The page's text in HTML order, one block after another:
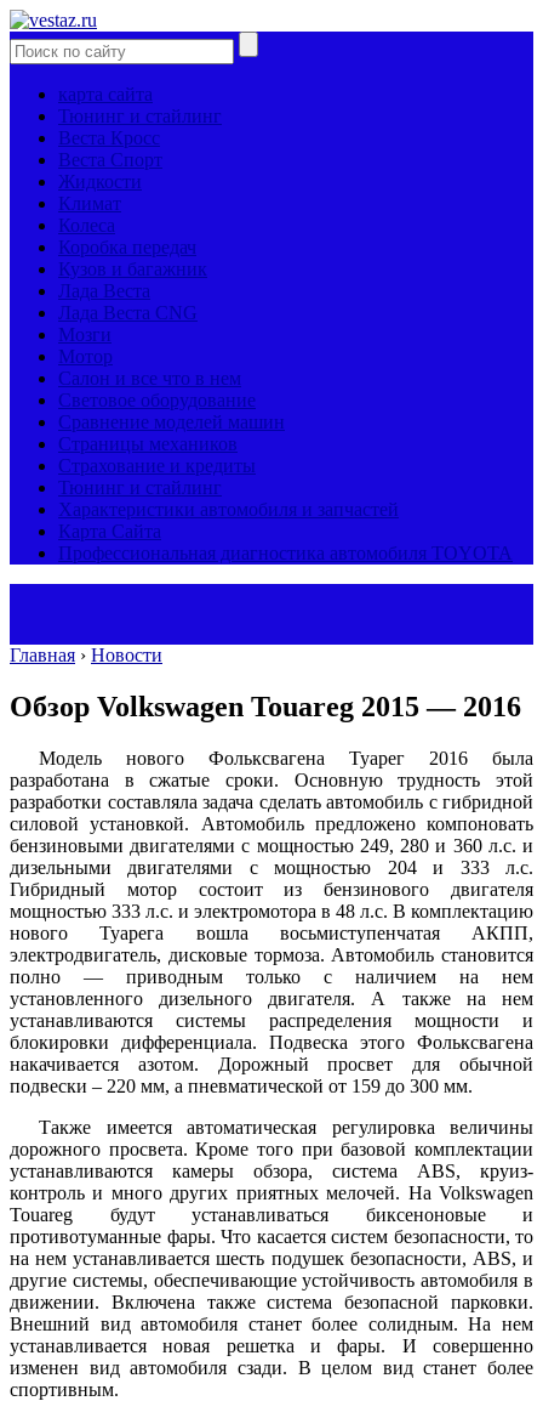
карта сайта
Тюнинг и стайлинг
Веста Кросс
Веста Спорт
Жидкости
Климат
Колеса
Коробка передач
Кузов и багажник
Лада Веста
Лада Веста CNG
Мозги
Мотор
Салон и все что в нем
Световое оборудование
Сравнение моделей машин
Страницы механиков
Страхование и кредиты
Тюнинг и стайлинг
Характеристики автомобиля и запчастей
Карта Сайта
Профессиональная диагностика автомобиля TOYOTA
Главная › Новости
Обзор Volkswagen Touareg 2015 — 2016
Модель нового Фольксвагена Туарег 2016 была
разработана в сжатые сроки. Основную трудность этой
разработки составляла задача сделать автомобиль с гибридной
силовой установкой. Автомобиль предложено компоновать
бензиновыми двигателями с мощностью 249, 280 и 360 л.с. и
дизельными двигателями с мощностью 204 и 333 л.с.
Гибридный мотор состоит из бензинового двигателя
мощностью 333 л.с. и электромотора в 48 л.с. В комплектацию
нового Туарега вошла восьмиступенчатая АКПП,
электродвигатель, дисковые тормоза. Автомобиль становится
полно — приводным только с наличием на нем
установленного дизельного двигателя. А также на нем
устанавливаются системы распределения мощности и
блокировки дифференциала. Подвеска этого Фольксвагена
накачивается азотом. Дорожный просвет для обычной
подвески – 220 мм, а пневматической от 159 до 300 мм.
Также имеется автоматическая регулировка величины
дорожного просвета. Кроме того при базовой комплектации
устанавливаются камеры обзора, система ABS, круиз-
контроль и много других приятных мелочей. На Volkswagen
Touareg будут устанавливаться биксеноновые и
противотуманные фары. Что касается систем безопасности, то
на нем устанавливается шесть подушек безопасности, АBS, и
другие системы, обеспечивающие устойчивость автомобиля в
движении. Включена также система безопасной парковки.
Внешний вид автомобиля станет более солидным. На нем
устанавливается новая решетка и фары. И совершенно
изменен вид автомобиля сзади. В целом вид станет более
спортивным.